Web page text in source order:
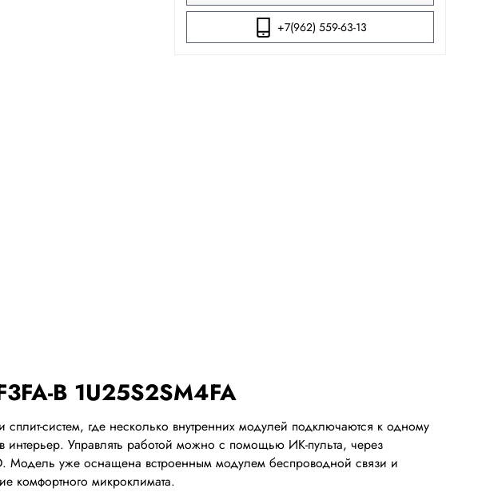
+7(962) 559-63-13
B 1U25S2SM4FA
систем, где несколько внутренних модулей подключаются к одному
интерьер. Управлять работой можно с помощью ИК-пульта, через
уже оснащена встроенным модулем беспроводной связи и
комфортного микроклимата.